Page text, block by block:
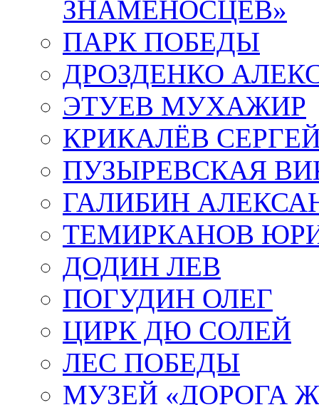
ЗНАМЕНОСЦЕВ»
ПАРК ПОБЕДЫ
ДРОЗДЕНКО
ЭТУЕВ МУХАЖИР
КРИКАЛЁВ
ПУЗЫРЕВСКАЯ
ГАЛИБИН
ТЕМИРКАНОВ
ДОДИН ЛЕВ
ПОГУДИН ОЛЕГ
ЦИРК ДЮ СОЛЕЙ
ЛЕС ПОБЕДЫ
МУЗЕЙ «ДОРОГА